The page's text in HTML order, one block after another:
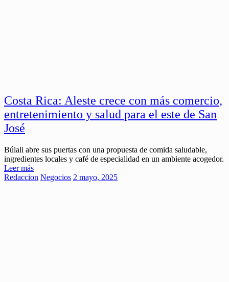
Costa Rica: Aleste crece con más comercio,
entretenimiento y salud para el este de San
José
Búlali abre sus puertas con una propuesta de comida saludable,
ingredientes locales y café de especialidad en un ambiente acogedor.
Leer más
Redaccion Negocios 2 mayo, 2025